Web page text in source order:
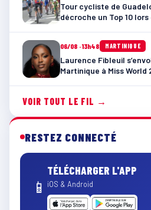
Tour cycliste de
décroche un Top 10 lors
06/08 · 13h48 MARTINIQUE
Laurence Fibleuil
Martinique à Miss
VOIR TOUT LE FIL →
RESTEZ CONNECTÉ
📱
TÉLÉCHARGER L'APP
iOS & Android